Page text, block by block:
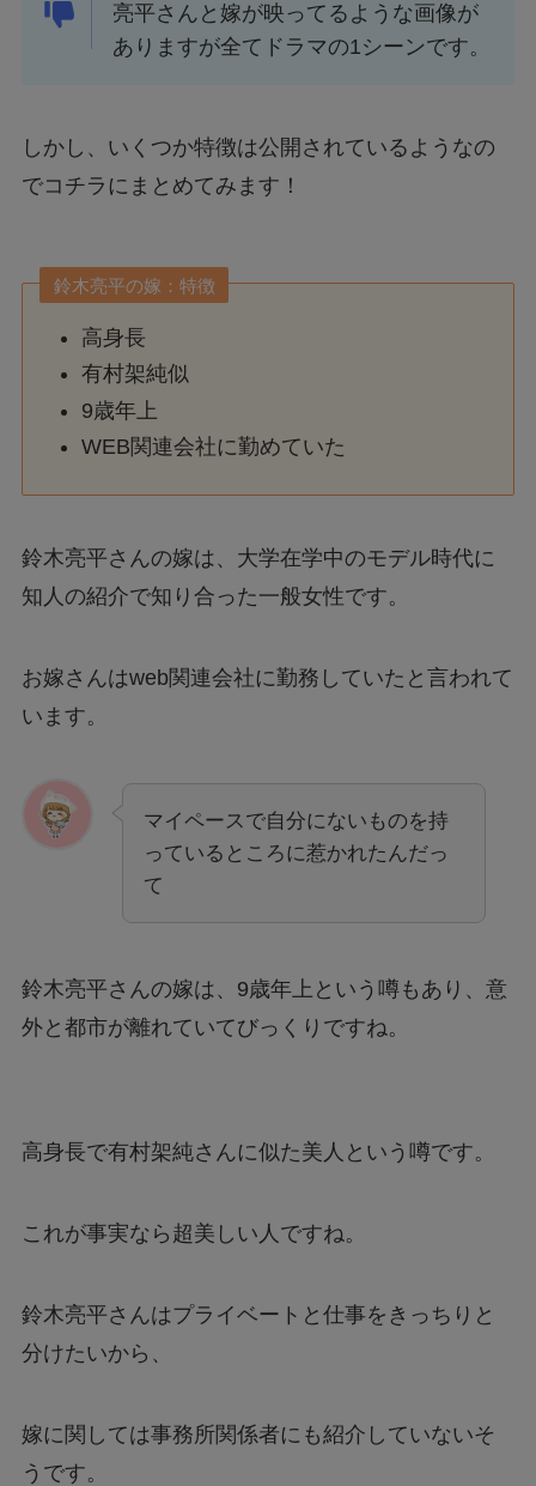
亮平さんと嫁が映ってるような画像が
ありますが全てドラマの1シーンです。
しかし、いくつか特徴は公開されているようなの
でコチラにまとめてみます！
鈴木亮平の嫁：特徴
高身長
有村架純似
9歳年上
WEB関連会社に勤めていた
鈴木亮平さんの嫁は、大学在学中のモデル時代に
知人の紹介で知り合った一般女性です。
お嫁さんはweb関連会社に勤務していたと言われて
います。
マイペースで自分にないものを持
っているところに惹かれたんだっ
て
鈴木亮平さんの嫁は、9歳年上という噂もあり、意
外と都市が離れていてびっくりですね。
高身長で有村架純さんに似た美人という噂です。
これが事実なら超美しい人ですね。
鈴木亮平さんはプライベートと仕事をきっちりと
分けたいから、
嫁に関しては事務所関係者にも紹介していないそ
うです。